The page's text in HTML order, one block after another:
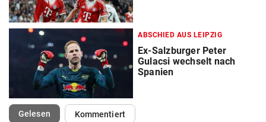
ABSCHIED AUS LEIPZIG
Ex-Salzburger Peter
Gulacsi wechselt nach
Spanien
Gelesen(ausgewählt)Kommentiert